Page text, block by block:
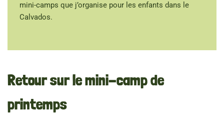
mini-camps que j’organise pour les enfants dans le
Calvados.
Retour sur le mini-camp de
printemps